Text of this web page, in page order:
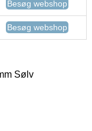
Besøg webshop
Besøg webshop
Sølv